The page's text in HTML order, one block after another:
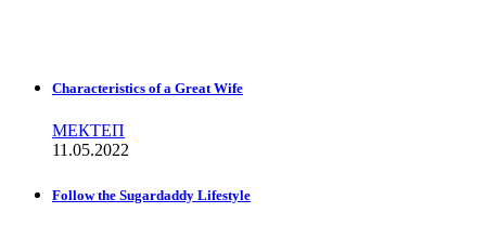
Characteristics of a Great Wife
МЕКТЕП
11.05.2022
Follow the Sugardaddy Lifestyle